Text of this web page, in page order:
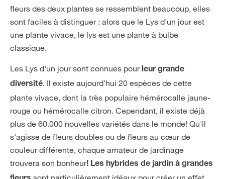
fleurs des deux plantes se ressemblent beaucoup, elles
sont faciles à distinguer : alors que le Lys d'un jour est
une plante vivace, le lys est une plante à bulbe
classique.
Les Lys d'un jour sont connues pourleur grande
diversité. Il existe aujourd'hui 20 espèces de cette
plante vivace, dont la très populaire hémérocalle jaune-
rouge ou hémérocalle citron. Cependant, il existe déjà
plus de 60.000 nouvelles variétés dans le monde! Qu'il
s'agisse de fleurs doubles ou de fleurs au cœur de
couleur différente, chaque amateur de jardinage
trouvera son bonheur! Les hybrides de jardin à grandes